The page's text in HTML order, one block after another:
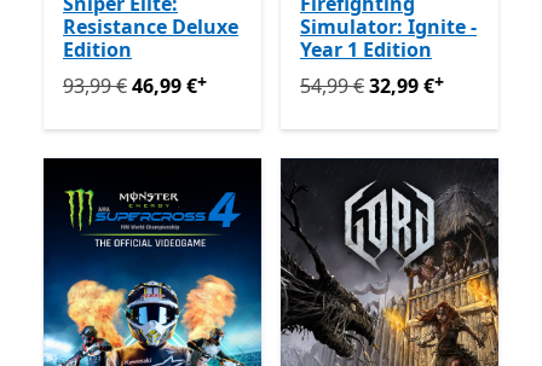
Resistance Deluxe
Edition
Ursprünglich 93,99 € jetzt 46,99 €Enthält In-App-
93,99 €46,99 €+
Simulator: Ignite -
Year 1 Edition
Ursprünglich 54,99 € jetzt
54,99 €32,99 €+